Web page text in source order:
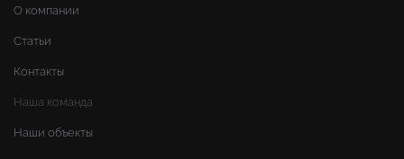
О компании
Статьи
Контакты
Наша команда
Наши объекты